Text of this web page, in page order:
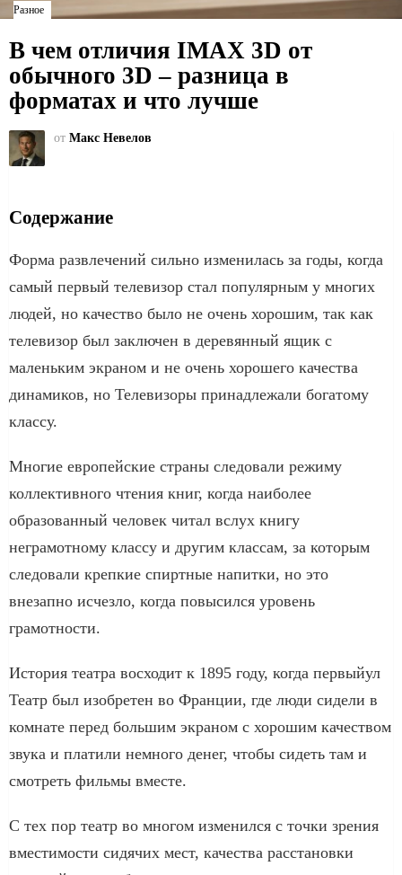
Разное
В чем отличия IMAX 3D от
обычного 3D – разница в
форматах и что лучше
от Макс Невелов
Содержание
Форма развлечений сильно изменилась за годы, когда
самый первый телевизор стал популярным у многих
людей, но качество было не очень хорошим, так как
телевизор был заключен в деревянный ящик с
маленьким экраном и не очень хорошего качества
динамиков, но Телевизоры принадлежали богатому
классу.
Многие европейские страны следовали режиму
коллективного чтения книг, когда наиболее
образованный человек читал вслух книгу
неграмотному классу и другим классам, за которым
следовали крепкие спиртные напитки, но это
внезапно исчезло, когда повысился уровень
грамотности.
История театра восходит к 1895 году, когда первыйул
Театр был изобретен во Франции, где люди сидели в
комнате перед большим экраном с хорошим качеством
звука и платили немного денег, чтобы сидеть там и
смотреть фильмы вместе.
С тех пор театр во многом изменился с точки зрения
вместимости сидячих мест, качества расстановки